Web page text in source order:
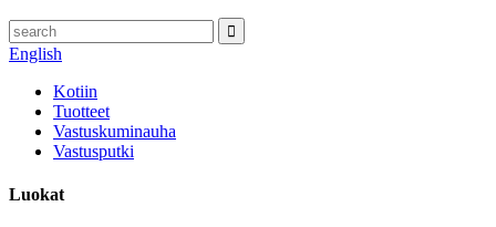
English
Kotiin
Tuotteet
Vastuskuminauha
Vastusputki
Luokat